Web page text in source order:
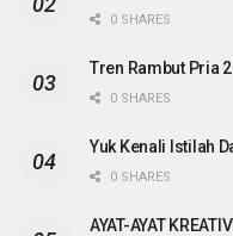
0 SHARES
Tren Rambut Pria
0 SHARES
Yuk Kenali Istilah
0 SHARES
AYAT-AYAT